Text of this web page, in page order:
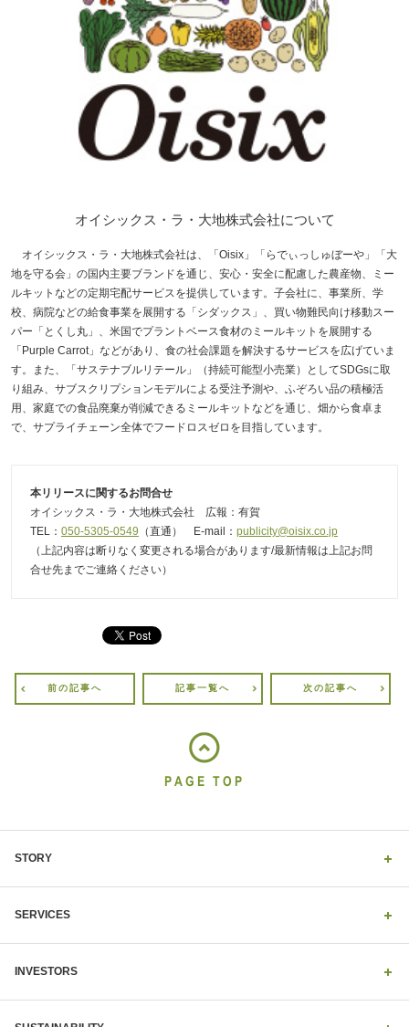
オイシックス・ラ・大地株式会社について
オイシックス・ラ・大地株式会社は、「Oisix」「らでぃっしゅぼーや」「大
地を守る会」の国内主要ブランドを通じ、安心・安全に配慮した農産物、ミー
ルキットなどの定期宅配サービスを提供しています。子会社に、事業所、学
校、病院などの給食事業を展開する「シダックス」、買い物難民向け移動スー
パー「とくし丸」、米国でプラントベース食材のミールキットを展開する
「Purple Carrot」などがあり、食の社会課題を解決するサービスを広げていま
す。また、「サステナブルリテール」（持続可能型小売業）としてSDGsに取
り組み、サブスクリプションモデルによる受注予測や、ふぞろい品の積極活
用、家庭での食品廃棄が削減できるミールキットなどを通じ、畑から食卓ま
で、サプライチェーン全体でフードロスゼロを目指しています。
本リリースに関するお問合せ
オイシックス・ラ・大地株式会社 広報：有賀
TEL： 050-5305-0549 （直通） E-mail： publicity@oisix.co.jp
（上記内容は断りなく変更される場合があります/最新情報は上記お問
合せ先までご連絡ください）
前の記事へ 記事一覧へ 次の記事へ
PAGE TOP
STORY
SERVICES
INVESTORS